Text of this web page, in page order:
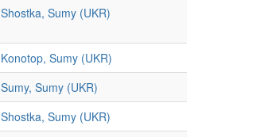
Shostka, Sumy (UKR)
Konotop, Sumy (UKR)
Sumy, Sumy (UKR)
Shostka, Sumy (UKR)